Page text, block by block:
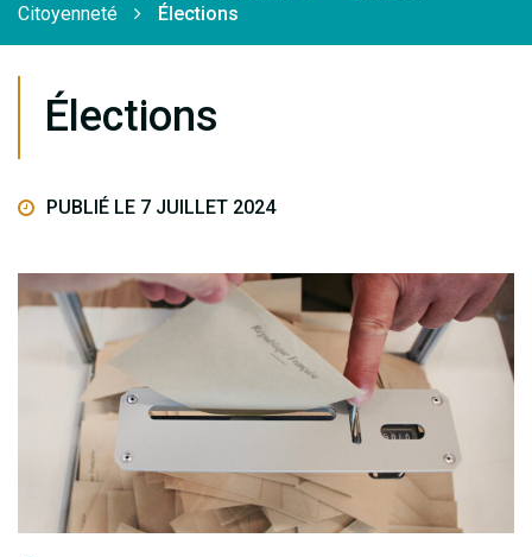
Citoyenneté
Élections
Élections
PUBLIÉ LE 7 JUILLET 2024